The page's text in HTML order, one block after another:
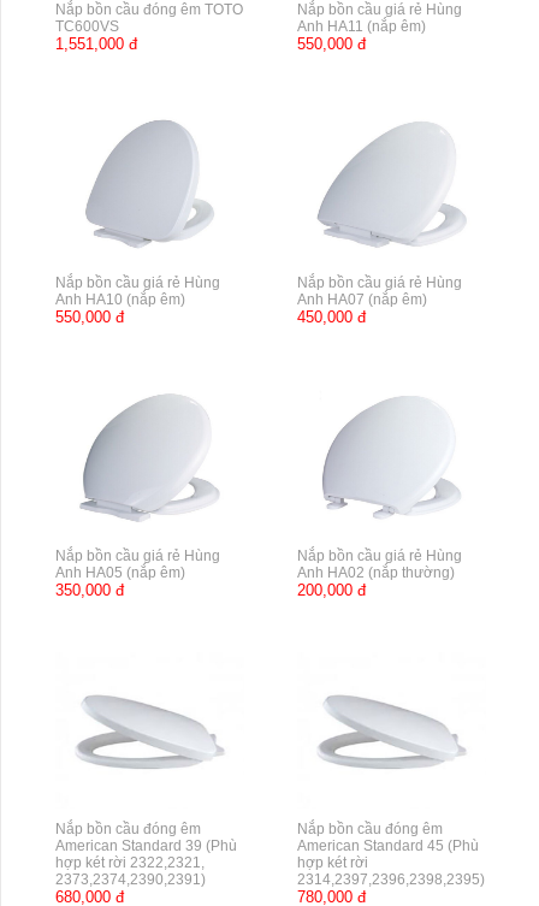
Nắp bồn cầu đóng êm TOTO
TC600VS
1,551,000 đ
Nắp bồn cầu giá rẻ Hùng
Anh HA11 (nắp êm)
550,000 đ
Nắp bồn cầu giá rẻ Hùng
Anh HA10 (nắp êm)
550,000 đ
Nắp bồn cầu giá rẻ Hùng
Anh HA07 (nắp êm)
450,000 đ
Nắp bồn cầu giá rẻ Hùng
Anh HA05 (nắp êm)
350,000 đ
Nắp bồn cầu giá rẻ Hùng
Anh HA02 (nắp thường)
200,000 đ
Nắp bồn cầu đóng êm
American Standard 39 (Phù
hợp két rời 2322,2321,
2373,2374,2390,2391)
680,000 đ
Nắp bồn cầu đóng êm
American Standard 45 (Phù
hợp két rời
2314,2397,2396,2398,2395)
780,000 đ